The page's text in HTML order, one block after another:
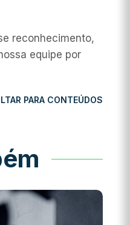
reconhecimento,
equipe por
PARA CONTEÚDOS